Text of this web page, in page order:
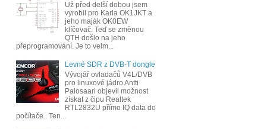
Už před delší dobou jsem
vyrobil pro Karla OK1JKT a
jeho maják OK0EW
klíčovač. Teď se změnou
QTH došlo na jeho
přeprogramování. Je to velm...
Levné SDR z DVB-T dongle
Vývojář ovladačů V4L/DVB
pro linuxové jádro Antti
Palosaari objevil možnost
získat z čipu Realtek
RTL2832U přímo IQ data do
počítače . Ten...